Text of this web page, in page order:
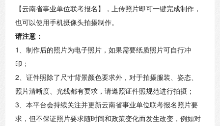
【云南省事业单位联考报名】，上传照片即可一键完成制作，
也可以使用手机摄像头拍摄制作。
请注意：
1、制作后的照片为电子照片，如果需要纸质照片可自行冲
印；
2、证件照除了尺寸背景颜色要求外，对于拍摄服装、姿态、
照片清晰度、光线都有要求，请遵照证件照规范进行拍摄；
3、本平台会持续关注并更新云南省事业单位联考报名照片要
求，但不保证照片要求随时间和政策变化而发生改变，例如对